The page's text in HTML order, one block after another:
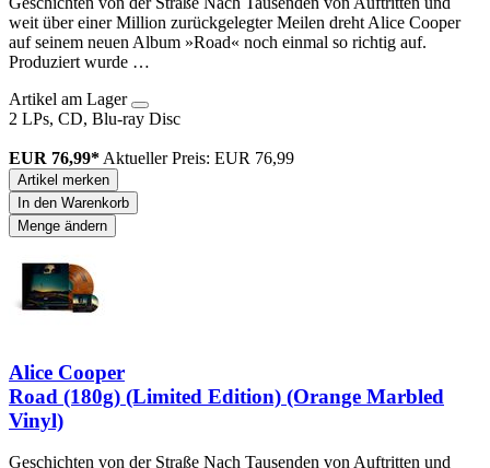
weit über einer Million zurückgelegter Meilen dreht Alice Cooper
auf seinem neuen Album »Road« noch einmal so richtig auf.
Produziert wurde …
Artikel am Lager
2 LPs, CD, Blu-ray Disc
EUR 76,99* Aktueller Preis: EUR 76,99
Artikel merken
In den Warenkorb
Menge ändern
Alice Cooper
Road (180g) (Limited Edition) (Orange Marbled
Vinyl)
Geschichten von der Straße Nach Tausenden von Auftritten und